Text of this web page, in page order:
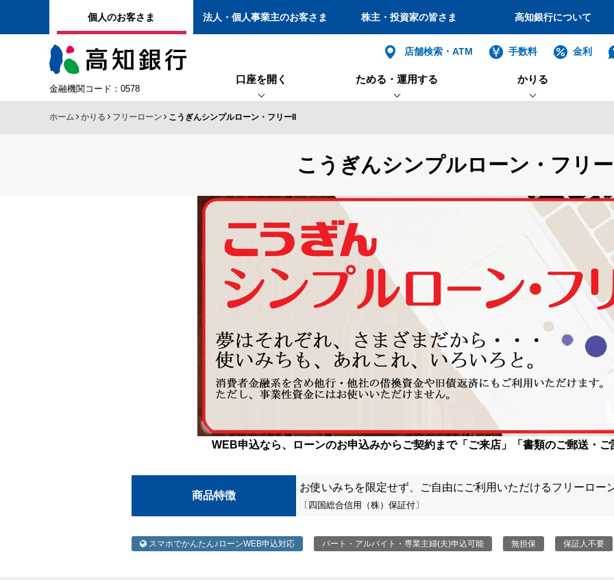
個人のお客さま 法人・個人事業主のお客さま 株主・投資家の皆さま 高知銀行について
個人
バンキング
法人・個人
インターネットバ
電子証明書方式
利用者電子証明書取得
インターネットバ
電子証明書方式
契約法人電子証明書取得
ログイン
金融機関コード：0578
店舗検索・ATM 手数料 金利
口座を開く ためる・運用する かりる
ねんきん定期
退職金専用定期
ビビッド・パック（定期-資産
投資信託
ためる・運用する TOPへ
リバースモーゲージローン ローンシミュレーション
定期保険 後見制度支援預金
備える TOPへ
よさこいおきゃく支店
ＡＴＭ機能・サービス内容
ビス
年金受取サービス
便利に使う TOPへ
ホーム かりる フリーローン こうぎんシンプルローン・フリーII
こうぎんシンプルローン・フリ
WEB申込なら、ローンのお申込みからご契約まで「ご来店」「書類のご郵送・
商品特徴
お使いみちを限定せず、ご自由にご利用いただけるフリーロー
〔四国総合信用（株）保証付〕
スマホでかんたん♪ローンWEB申込対応 パート・アルバイト・専業主婦(夫)申込可能 無担保 保証人不要